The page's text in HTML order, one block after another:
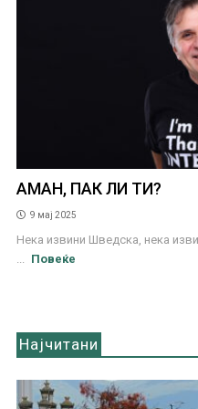
АМАН, ПАК ЛИ ТИ?
9 мај 2025
Нека извини Шведска, нека
Повеќе
Најчитани